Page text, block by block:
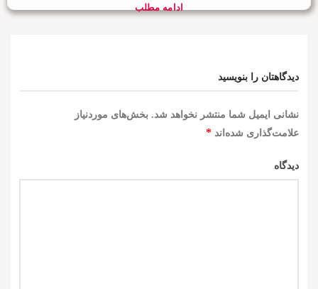
ادامه مطلب
دیدگاهتان را بنویسید
نشانی ایمیل شما منتشر نخواهد شد. بخش‌های موردنیاز
علامت‌گذاری شده‌اند*
دیدگاه